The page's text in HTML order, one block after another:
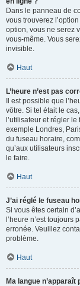
Dans le panneau de
vous trouverez
option, vous ne serez
vous-même. Vous
invisible.
Haut
L’heure n’est pas
Il est possible que
vôtre. Si tel était le
l’utilisateur et régler
exemple Londres,
du fuseau horaire,
qu’aux utilisateurs
le faire.
Haut
J’ai réglé le fuseau
Si vous êtes certain
l’heure n’est toujours
erronée. Veuillez
problème.
Haut
Ma langue n’apparaît